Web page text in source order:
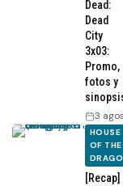
Dead:
Dead
City
3x03:
Promo,
fotos y
3
HOUSE
OF THE
[Recap]